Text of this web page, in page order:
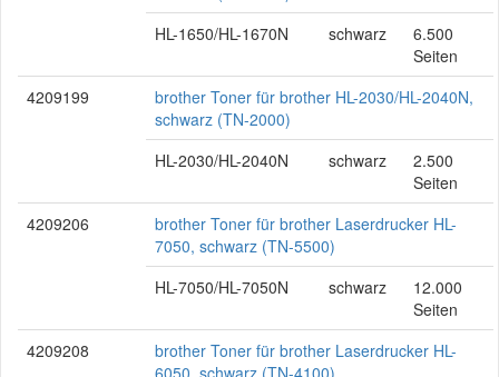
HL-1650/HL-1670N
schwarz
6.500
Seiten
4209199
brother Toner für brother HL-2030/HL-2040N,
schwarz (TN-2000)
HL-2030/HL-2040N
schwarz
2.500
Seiten
4209206
brother Toner für brother Laserdrucker HL-
7050, schwarz (TN-5500)
HL-7050/HL-7050N
schwarz
12.000
Seiten
4209208
brother Toner für brother Laserdrucker HL-
6050, schwarz (TN-4100)